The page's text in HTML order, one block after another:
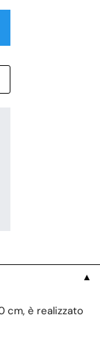
▼
cm, è realizzato